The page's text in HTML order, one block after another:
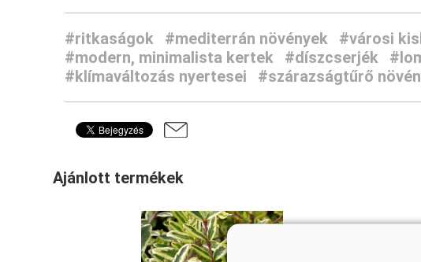
#ritkaságok #mediterrán növények
#városi
#modern, minimalista kertek
#díszcserjék
#klímaváltozás nyertesei
#szárazságtűrő
Ajánlott termékek